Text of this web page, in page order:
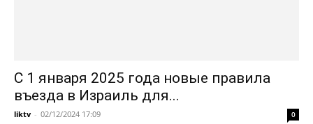
С 1 января 2025 года новые правила
въезда в Израиль для...
liktv - 02/12/2024 17:09 0